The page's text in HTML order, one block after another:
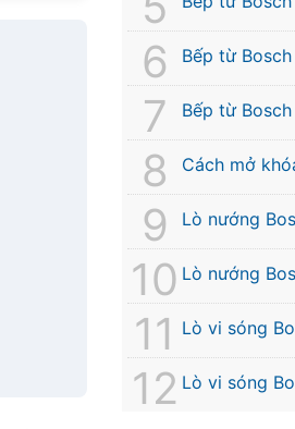
Bếp từ
Bếp từ
Cách mở
Lò nướng
Lò nướng
Lò vi sóng
Lò vi sóng